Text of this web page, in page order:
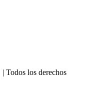
Todos los derechos